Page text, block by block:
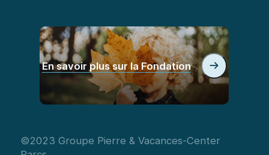
En savoir plus sur la Fondation
©2023 Groupe Pierre & Vacances-Center